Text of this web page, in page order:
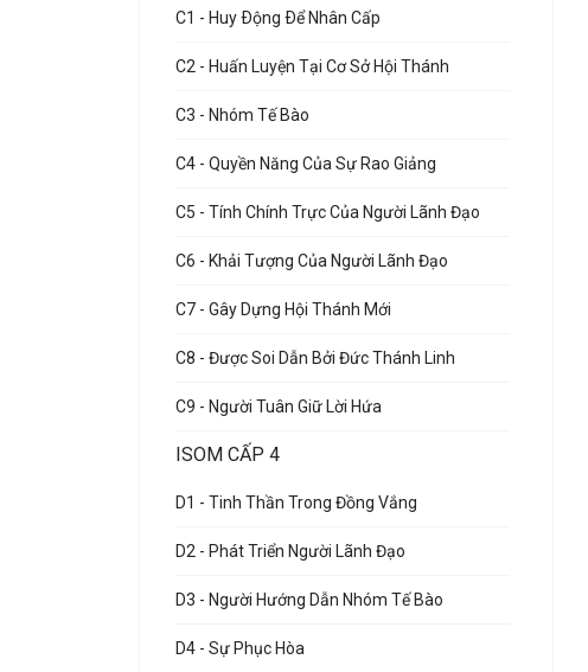
C1 - Huy Ðộng Ðể Nhân Cấp
C2 - Huấn Luyện Tại Cơ Sở Hội Thánh
C3 - Nhóm Tế Bào
C4 - Quyền Năng Của Sự Rao Giảng
C5 - Tính Chính Trực Của Người Lãnh Đạo
C6 - Khải Tượng Của Người Lãnh Đạo
C7 - Gây Dựng Hội Thánh Mới
C8 - Được Soi Dẫn Bởi Đức Thánh Linh
C9 - Người Tuân Giữ Lời Hứa
ISOM CẤP 4
D1 - Tinh Thần Trong Đồng Vắng
D2 - Phát Triển Người Lãnh Đạo
D3 - Người Hướng Dẫn Nhóm Tế Bào
D4 - Sự Phục Hòa